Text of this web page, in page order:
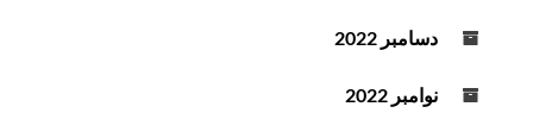
دسامبر 2022
نوامبر 2022